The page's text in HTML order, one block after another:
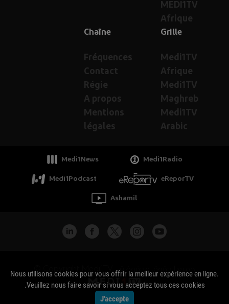
MEDI1TV
Afrique
Grille
Medi1TV
Afrique
Medi1TV
Maghreb
Medi1TV
Arabic
Chaîne
Fréquences
Contact
Régie
A propos
Mentions
légales
Medi1News Medi1Radio
Medi1Podcast eReporTV
Ashamil
جميع الحقوق محفوظة - Copyright Medi1TV ©
Nous utilisons cookies pour vous offrir la meilleur expérience en ligne.
Veuillez nous faire savoir si vous acceptez tous ces cookies.
J'accepte